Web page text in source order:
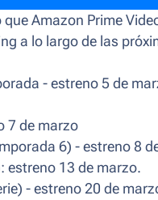
Amazon Prime
a lo largo de las
- estreno 5 de
7 de marzo
6) - estreno 8
estreno 13 de marzo.
- estreno 20 de